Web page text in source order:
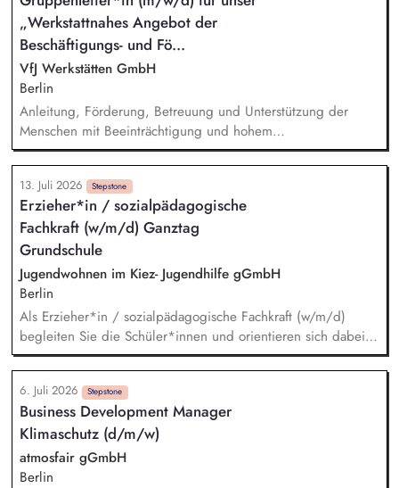
Bewerbungsmanagement, Akquise von Ausbildungs- bzw.
Arbeitsplätzen, administrative Tätigkeiten, Kontakt zu den
Auftraggebern
„Werkstattnahes Angebot der
Beschäftigungs- und Fö...
VfJ Werkstätten GmbH
Berlin
Anleitung, Förderung, Betreuung und Unterstützung der
Menschen mit Beeinträchtigung und hohem
Unterstützungsbedarf – in Gruppen und individuell
Dialogische Entwicklung individueller Förderpläne
Unterstützende Begleitung von individuellen
Entwicklungsschritten und Gruppenprozessen Pflegerische
Assistenz entsprechend des Bedarfs Dokumentation der
Betreuungstätigkeiten und der Entwicklung der
Teilnehmer*innen
13. Juli 2026 Stepstone
Erzieher*in / sozialpädagogische
Fachkraft (w/m/d) Ganztag
Grundschule
Jugendwohnen im Kiez- Jugendhilfe gGmbH
Berlin
Als Erzieher*in / sozialpädagogische Fachkraft (w/m/d)
begleiten Sie die Schüler*innen und orientieren sich dabei
an einem mit der Schule abgestimmten, integrierten
Betreuungskonzept. Sie betreuen die Hausaufgaben. Sie
fördern das soziale Lernen in Schulklassen und gestalten den
Gruppenalltag. Sie leiten Freizeitangebote und Projekte an.
Sie führen Eltern- und Familiengespräche und arbeiten
interdisziplinär mit allen Schulpädagog*innen und ggf.
anderen Fachdiensten zusammen.
6. Juli 2026 Stepstone
Business Development Manager
Klimaschutz (d/m/w)
atmosfair gGmbH
Berlin